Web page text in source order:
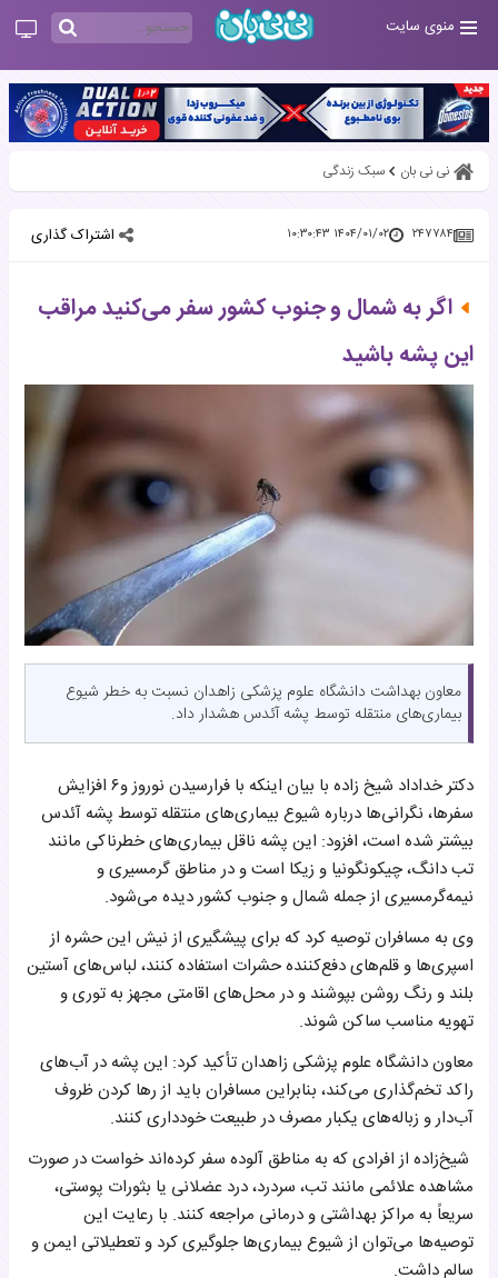
منوی سایت
نی نی بان سبک زندگی
۲۴۷۷۸۴ ۱۴۰۴/۰۱/۰۲ ۱۰:۳۰:۴۳ اشتراک گذاری
اگر به شمال و جنوب کشور سفر می‌کنید مراقب
این پشه‌ باشید
معاون بهداشت دانشگاه علوم پزشکی زاهدان نسبت به خطر شیوع
بیماری‌های منتقله توسط پشه آئدس هشدار داد.
دکتر خداداد شیخ زاده با بیان اینکه با فرارسیدن نوروز و۶ افزایش
سفرها، نگرانی‌ها درباره شیوع بیماری‌های منتقله توسط پشه آئدس
بیشتر شده است، افزود: این پشه ناقل بیماری‌های خطرناکی مانند
تب دانگ، چیکونگونیا و زیکا است و در مناطق گرمسیری و
نیمه‌گرمسیری از جمله شمال و جنوب کشور دیده می‌شود.
وی به مسافران توصیه کرد که برای پیشگیری از نیش این حشره از
اسپری‌ها و قلم‌های دفع‌کننده حشرات استفاده کنند، لباس‌های آستین
بلند و رنگ روشن بپوشند و در محل‌های اقامتی مجهز به توری و
تهویه مناسب ساکن شوند.
معاون دانشگاه علوم پزشکی زاهدان تأکید کرد: این پشه در آب‌های
راکد تخم‌گذاری می‌کند، بنابراین مسافران باید از رها کردن ظروف
آب‌دار و زباله‌های یکبار مصرف در طبیعت خودداری کنند.
شیخ‌زاده از افرادی که به مناطق آلوده سفر کرده‌اند خواست در صورت
مشاهده علائمی مانند تب، سردرد، درد عضلانی یا بثورات پوستی،
سریعاً به مراکز بهداشتی و درمانی مراجعه کنند. با رعایت این
توصیه‌ها می‌توان از شیوع بیماری‌ها جلوگیری کرد و تعطیلاتی ایمن و
سالم داشت.